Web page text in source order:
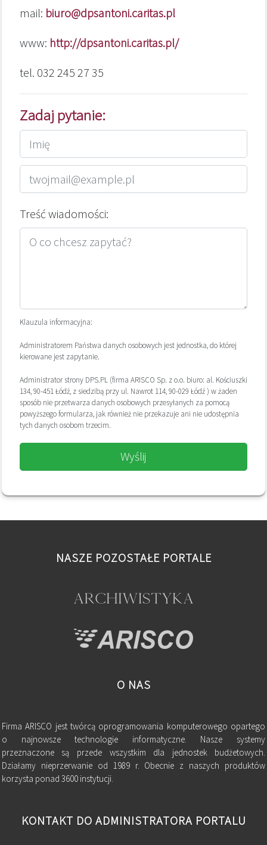
mail: biuro@dpsantoni.caritas.pl
www: http://dpsantoni.caritas.pl/
tel. 032 245 27 35
Zadaj pytanie:
Treść wiadomości:
Klauzula informacyjna:
Administratorem Państwa danych osobowych jest jednostka, do której
kierowane jest zapytanie.
Administrator strony DPS.PL (firma ARISCO Sp. z o.o. biuro: al. Kościuszki
134, 90-451 Łódź, z siedzibą przy ul. Nawrot 114, 90-029 Łódź ) w żaden
sposób nie przetwarza danych osobowych przesyłanych za pomocą
powyższego formularza, jak również nie przekazuje ani nie udostępnia
tych danych osobom trzecim.
Wyślij
NASZE POZOSTAŁE PORTALE
O NAS
Firma ARISCO jest twórcą oprogramowania komputerowego opartego
o najnowsze technologie informatyczne. Nasze systemy
przeznaczone są przede wszystkim dla jednostek budżetowych.
Działamy nieprzerwanie od 1989 r. Obecnie z naszych produktów
korzysta ponad 3600 instytucji.
KONTAKT DO ADMINISTRATORA PORTALU